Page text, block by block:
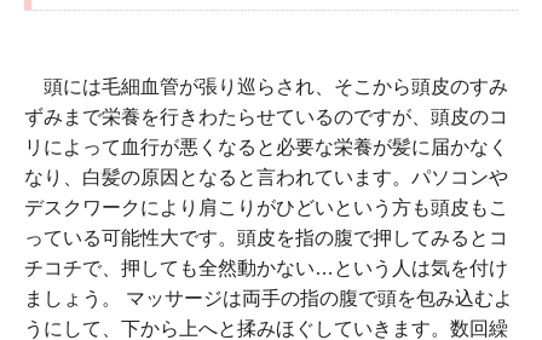
頭には毛細血管が張り巡らされ、そこから頭皮のすみ
ずみまで栄養を行きわたらせているのですが、頭皮のコ
リによって血行が悪くなると必要な栄養が髪に届かなく
なり、白髪の原因となると言われています。パソコンや
デスクワークにより肩こりがひどいという方も頭皮もこ
っている可能性大です。頭皮を指の腹で押してみるとコ
チコチで、押しても全然動かない…という人は気を付け
ましょう。 マッサージは両手の指の腹で頭を包み込むよ
うにして、下から上へと揉みほぐしていきます。数回繰